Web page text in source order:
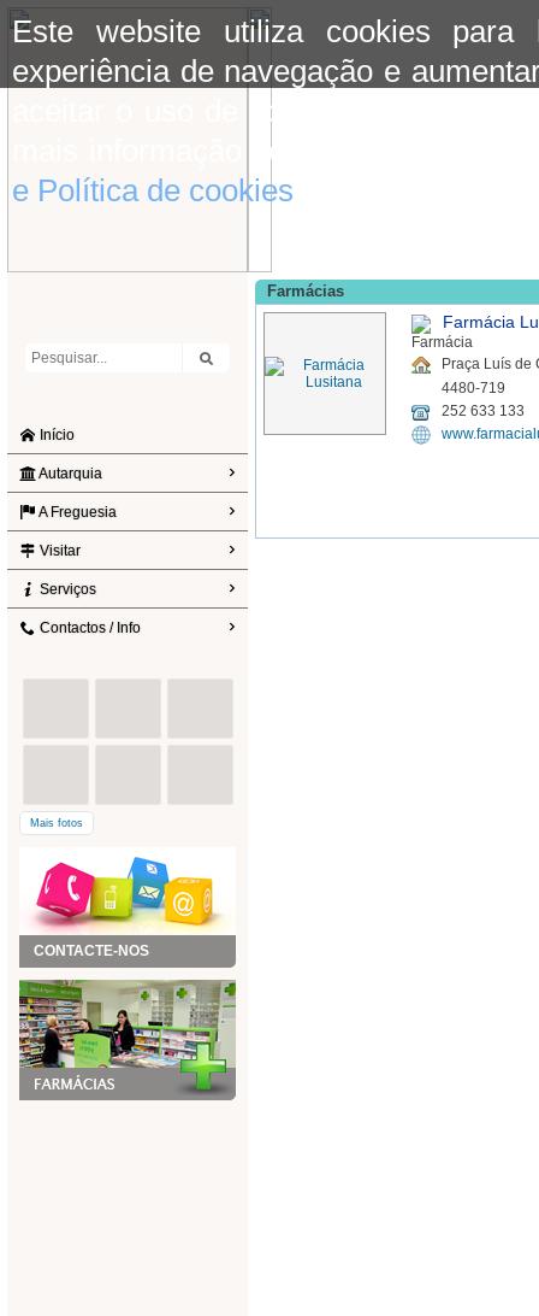
Este website utiliza cookies para
experiência de navegação e
aceitar o uso de cookies basta
mais informação consulte a
e Política de cookies
Início
Autarquia
A Freguesia
Visitar
Serviços
Contactos / Info
Mais fotos
CONTACTE-NOS
Farmácias
Farmácia
Praça Luís de
4480-719
252 633 133